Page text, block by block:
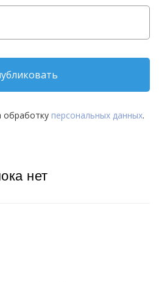
обработку персональных данных.
нет